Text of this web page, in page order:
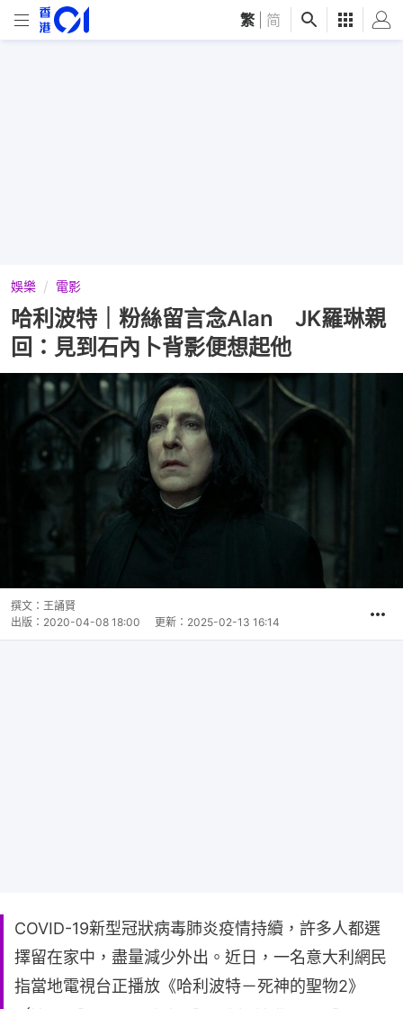
繁 简
娛樂 電影
哈利波特｜粉絲留言念Alan JK羅琳親
回：見到石內卜背影便想起他
撰文： 王誦賢
出版： 2020-04-08 18:00 更新： 2025-02-13 16:14
COVID-19新型冠狀病毒肺炎疫情持續，許多人都選
擇留在家中，盡量減少外出。近日，一名意大利網民
指當地電視台正播放《哈利波特－死神的聖物2》